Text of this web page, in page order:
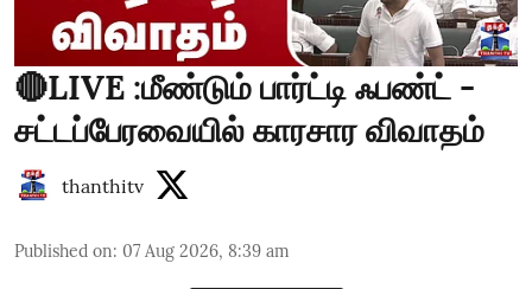
🔴LIVE :மீண்டும் பார்ட்டி ஃபண்ட் -
சட்டப்பேரவையில் காரசார விவாதம்
thanthitv
Published on: 07 Aug 2026, 8:39 am